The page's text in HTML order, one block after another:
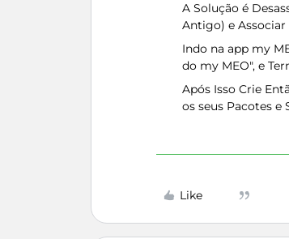
A Solução é
Antigo) e
Indo na app my
do my MEO", e
Após Isso Crie
os seus Pacotes e
Like